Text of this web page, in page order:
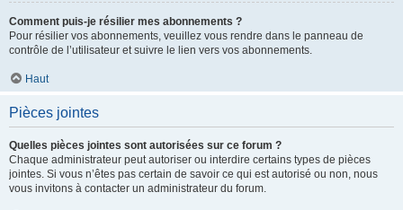
Comment puis-je résilier mes abonnements ?
Pour résilier vos abonnements, veuillez vous rendre dans le panneau de
contrôle de l’utilisateur et suivre le lien vers vos abonnements.
Haut
Pièces jointes
Quelles pièces jointes sont autorisées sur ce forum ?
Chaque administrateur peut autoriser ou interdire certains types de pièces
jointes. Si vous n’êtes pas certain de savoir ce qui est autorisé ou non, nous
vous invitons à contacter un administrateur du forum.